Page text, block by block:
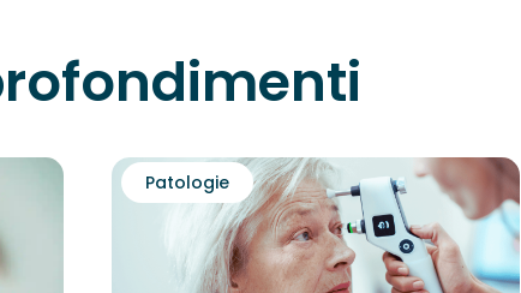
Patologie